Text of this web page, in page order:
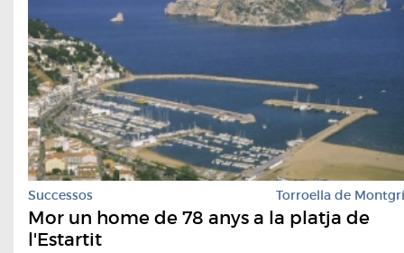
Successos Torroella de Montgrí
Mor un home de 78 anys a la platja de
l'Estartit